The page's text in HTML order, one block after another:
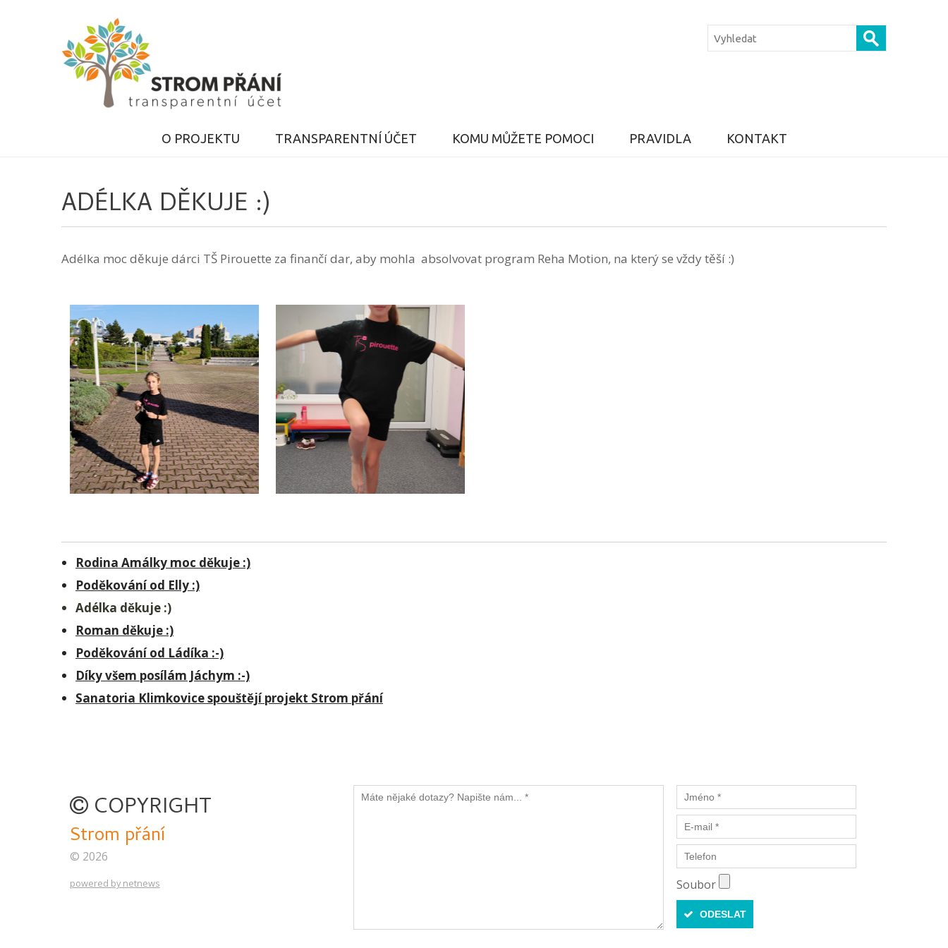
O PROJEKTU TRANSPARENTNÍ ÚČET KOMU MŮŽETE POMOCI PRAVIDLA KONTAKT
ADÉLKA DĚKUJE :)
Adélka moc děkuje dárci TŠ Pirouette za finančí dar, aby mohla absolvovat program Reha Motion, na který se vždy těší :)
Rodina Amálky moc děkuje :)
Poděkování od Elly :)
Adélka děkuje :)
Roman děkuje :)
Poděkování od Ládíka :-)
Díky všem posílám Jáchym :-)
Sanatoria Klimkovice spouštějí projekt Strom přání
COPYRIGHT
Strom přání
© 2026
powered by netnews Soubor
ODESLAT